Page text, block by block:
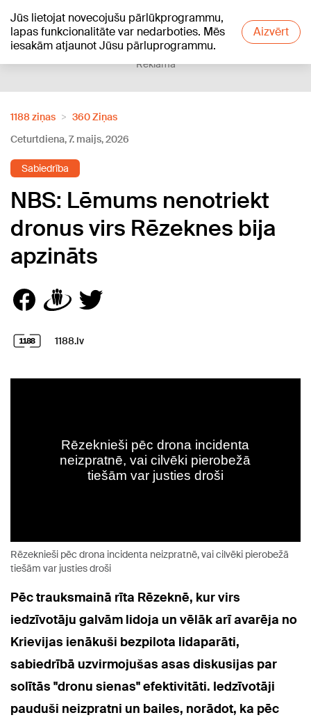
Jūs lietojat novecojušu pārlūkprogrammu,
lapas funkcionalitāte var nedarboties. Mēs
iesakām atjaunot Jūsu pārluprogrammu.
Aizvērt
+16°C
Reklāma
1188 ziņas
360 Ziņas
Ceturtdiena, 7. maijs, 2026
Sabiedrība
NBS: Lēmums nenotriekt
dronus virs Rēzeknes bija
apzināts
1188.lv
Rēzeknieši pēc drona incidenta neizpratnē, vai cilvēki pierobežā
tiešām var justies droši
Pēc trauksmainā rīta Rēzeknē, kur virs
iedzīvotāju galvām lidoja un vēlāk arī avarēja no
Krievijas ienākuši bezpilota lidaparāti,
sabiedrībā uzvirmojušas asas diskusijas par
solītās "dronu sienas" efektivitāti. Iedzīvotāji
pauduši neizpratni un bailes, norādot, ka pēc